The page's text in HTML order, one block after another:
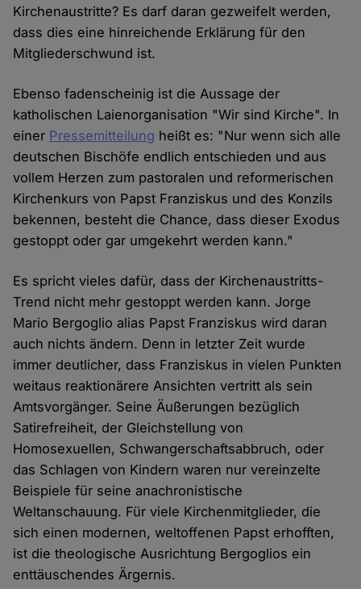
Kirchenaustritte? Es darf daran gezweifelt werden,
dass dies eine hinreichende Erklärung für den
Mitgliederschwund ist.
Ebenso fadenscheinig ist die Aussage der
katholischen Laienorganisation "Wir sind Kirche". In
einer Pressemitteilung heißt es: "Nur wenn sich alle
deutschen Bischöfe endlich entschieden und aus
vollem Herzen zum pastoralen und reformerischen
Kirchenkurs von Papst Franziskus und des Konzils
bekennen, besteht die Chance, dass dieser Exodus
gestoppt oder gar umgekehrt werden kann."
Es spricht vieles dafür, dass der Kirchenaustritts-
Trend nicht mehr gestoppt werden kann. Jorge
Mario Bergoglio alias Papst Franziskus wird daran
auch nichts ändern. Denn in letzter Zeit wurde
immer deutlicher, dass Franziskus in vielen Punkten
weitaus reaktionärere Ansichten vertritt als sein
Amtsvorgänger. Seine Äußerungen bezüglich
Satirefreiheit, der Gleichstellung von
Homosexuellen, Schwangerschaftsabbruch, oder
das Schlagen von Kindern waren nur vereinzelte
Beispiele für seine anachronistische
Weltanschauung. Für viele Kirchenmitglieder, die
sich einen modernen, weltoffenen Papst erhofften,
ist die theologische Ausrichtung Bergoglios ein
enttäuschendes Ärgernis.